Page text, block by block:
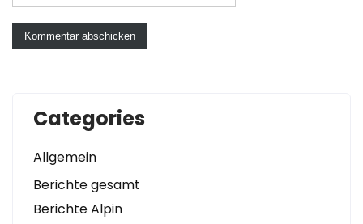
Categories
Allgemein
Berichte gesamt
Berichte Alpin